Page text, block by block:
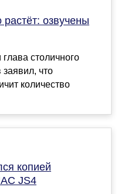
озвучены
столичного
что
количество
копией
JS4